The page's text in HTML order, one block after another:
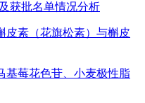
获批名单情况分析
皮素（花旗松素）与槲皮
基莓花色苷、小麦极性脂